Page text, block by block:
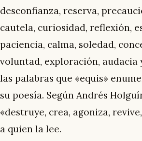
desconfianza, reserva,
cautela, curiosidad, reflexión,
paciencia, calma, soledad,
voluntad, exploración, audacia
las palabras que «equis»
su poesía. Según Andrés
«destruye, crea, agoniza,
a quien la lee.